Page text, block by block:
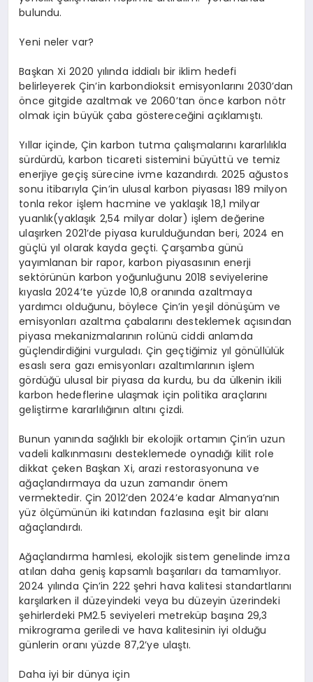
bulundu.
Yeni neler var?
Başkan Xi 2020 yılında iddialı bir iklim hedefi
belirleyerek Çin’in karbondioksit emisyonlarını 2030’dan
önce gitgide azaltmak ve 2060’tan önce karbon nötr
olmak için büyük çaba göstereceğini açıklamıştı.
Yıllar içinde, Çin karbon tutma çalışmalarını kararlılıkla
sürdürdü, karbon ticareti sistemini büyüttü ve temiz
enerjiye geçiş sürecine ivme kazandırdı. 2025 ağustos
sonu itibarıyla Çin’in ulusal karbon piyasası 189 milyon
tonla rekor işlem hacmine ve yaklaşık 18,1 milyar
yuanlık(yaklaşık 2,54 milyar dolar) işlem değerine
ulaşırken 2021’de piyasa kurulduğundan beri, 2024 en
güçlü yıl olarak kayda geçti. Çarşamba günü
yayımlanan bir rapor, karbon piyasasının enerji
sektörünün karbon yoğunluğunu 2018 seviyelerine
kıyasla 2024’te yüzde 10,8 oranında azaltmaya
yardımcı olduğunu, böylece Çin’in yeşil dönüşüm ve
emisyonları azaltma çabalarını desteklemek açısından
piyasa mekanizmalarının rolünü ciddi anlamda
güçlendirdiğini vurguladı. Çin geçtiğimiz yıl gönüllülük
esaslı sera gazı emisyonları azaltımlarının işlem
gördüğü ulusal bir piyasa da kurdu, bu da ülkenin ikili
karbon hedeflerine ulaşmak için politika araçlarını
geliştirme kararlılığının altını çizdi.
Bunun yanında sağlıklı bir ekolojik ortamın Çin’in uzun
vadeli kalkınmasını desteklemede oynadığı kilit role
dikkat çeken Başkan Xi, arazi restorasyonuna ve
ağaçlandırmaya da uzun zamandır önem
vermektedir. Çin 2012’den 2024’e kadar Almanya’nın
yüz ölçümünün iki katından fazlasına eşit bir alanı
ağaçlandırdı.
Ağaçlandırma hamlesi, ekolojik sistem genelinde imza
atılan daha geniş kapsamlı başarıları da tamamlıyor.
2024 yılında Çin’in 222 şehri hava kalitesi standartlarını
karşılarken il düzeyindeki veya bu düzeyin üzerindeki
şehirlerdeki PM2.5 seviyeleri metreküp başına 29,3
mikrograma geriledi ve hava kalitesinin iyi olduğu
günlerin oranı yüzde 87,2’ye ulaştı.
Daha iyi bir dünya için